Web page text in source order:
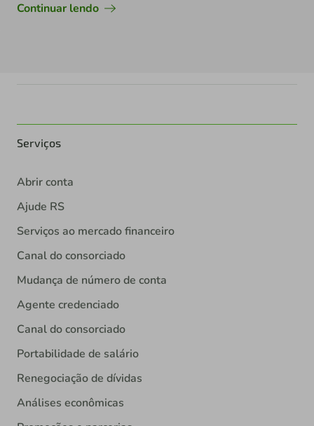
Continuar lendo
Serviços
Abrir conta
Ajude RS
Serviços ao mercado financeiro
Canal do consorciado
Mudança de número de conta
Agente credenciado
Canal do consorciado
Portabilidade de salário
Renegociação de dívidas
Análises econômicas